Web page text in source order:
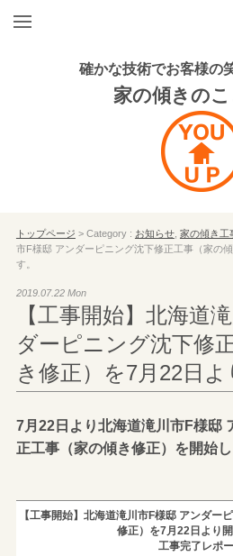
確かな技術でお客様の
家の傾きの
トップページ > Category : お知らせ, 家の傾き工
市F様邸 アンダーピニング沈下修正工事（家の
す。
2019.07.22 Mon
【工事開始】北海道
ダーピニング沈下修
き修正）を7月22日よ
7月22日より北海道滝川市F様邸
正工事（家の傾き修正）を開始し
【工事開始】北海道滝川市F様邸 アンダー
修正）を7月22日より開
工事完了レポ